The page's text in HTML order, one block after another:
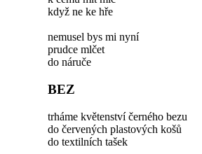
když ne ke hře
nemusel bys mi nyní
prudce mlčet
do náruče
BEZ
trháme květenství černého bezu
do červených plastových košů
do textilních tašek